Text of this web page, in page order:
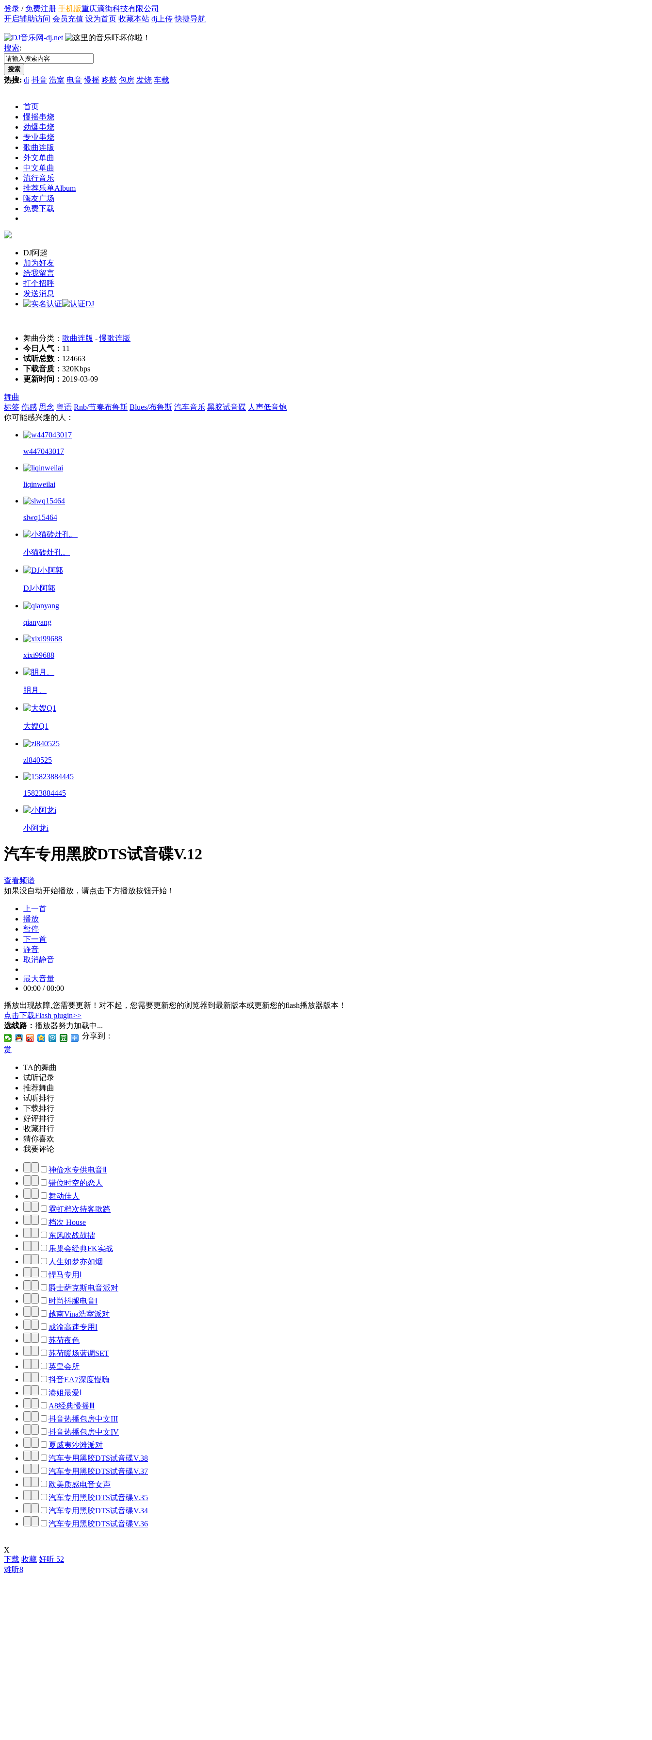
登录 / 免费注册 手机版重庆滴街科技有限公司
开启辅助访问 会员充值 设为首页 收藏本站 dj上传 快捷导航
搜索:
搜索
热搜: dj 抖音 浩室 电音 慢摇 咚鼓 包房 发烧 车载
首页
慢摇串烧
劲爆串烧
专业串烧
歌曲连版
外文单曲
中文单曲
流行音乐
推荐乐单Album
嗨友广场
免费下载
DJ阿超
加为好友
给我留言
打个招呼
发送消息
舞曲分类： 歌曲连版 -慢歌连版
今日人气： 11
试听总数： 124663
下载音质： 320Kbps
更新时间： 2019-03-09
舞曲
标签 伤感 思念 粤语 Rnb/节奏布鲁斯 Blues/布鲁斯 汽车音乐 黑胶试音碟 人声低音炮
你可能感兴趣的人：
w447043017
liqinweilai
slwq15464
小猫砖灶孔。
DJ小阿郭
qianyang
xixi99688
眀月、
大嫂Q1
zl840525
15823884445
小阿龙i
汽车专用黑胶DTS试音碟V.12
查看频谱
如果没自动开始播放，请点击下方播放按钮开始！
上一首
播放
暂停
下一首
静音
取消静音
最大音量
00:00 / 00:00
播放出现故障,您需要更新！ 对不起，您需要更新您的浏览器到最新版本或更新您的flash播放器版本！
点击下载Flash plugin>>
选线路： 播放器努力加载中...
分享到：
赏
TA的舞曲
试听记录
推荐舞曲
试听排行
下载排行
好评排行
收藏排行
猜你喜欢
我要评论
神佡水专供电音Ⅱ
错位时空的恋人
舞动佳人
霓虹档次待客歌路
档次 House
东风吹战鼓擂
乐巢会经典FK实战
人生如梦亦如烟
悍马专用Ⅰ
爵士萨克斯电音派对
时尚抖腿电音Ⅰ
越南Vina浩室派对
成渝高速专用Ⅰ
苏荷夜色
苏荷暖场蓝调SET
英皇会所
抖音EA7深度慢嗨
港姐最爱Ⅰ
A8经典慢摇Ⅲ
抖音热播包房中文III
抖音热播包房中文IV
夏威夷沙滩派对
汽车专用黑胶DTS试音碟V.38
汽车专用黑胶DTS试音碟V.37
欧美质感电音女声
汽车专用黑胶DTS试音碟V.35
汽车专用黑胶DTS试音碟V.34
汽车专用黑胶DTS试音碟V.36
X
下载 收藏 好听 52
难听8